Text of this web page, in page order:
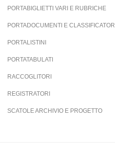
PORTABIGLIETTI VARI E RUBRICHE
PORTADOCUMENTI E CLASSIFICATORI
PORTALISTINI
PORTATABULATI
RACCOGLITORI
REGISTRATORI
SCATOLE ARCHIVIO E PROGETTO